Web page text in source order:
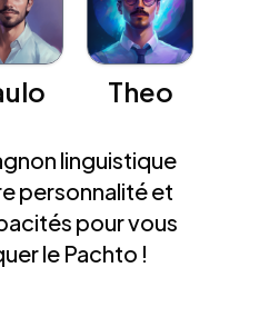
Theo
linguistique
personnalité et
pour vous
le Pachto !